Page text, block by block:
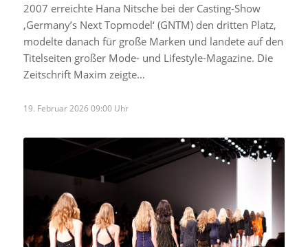
2007 erreichte Hana Nitsche bei der Casting-Show
‚Germany’s Next Topmodel‘ (GNTM) den dritten Platz,
modelte danach für große Marken und landete auf den
Titelseiten großer Mode- und Lifestyle-Magazine. Die
Zeitschrift Maxim zeigte…
19. Februar 2026 09:00 Uhr